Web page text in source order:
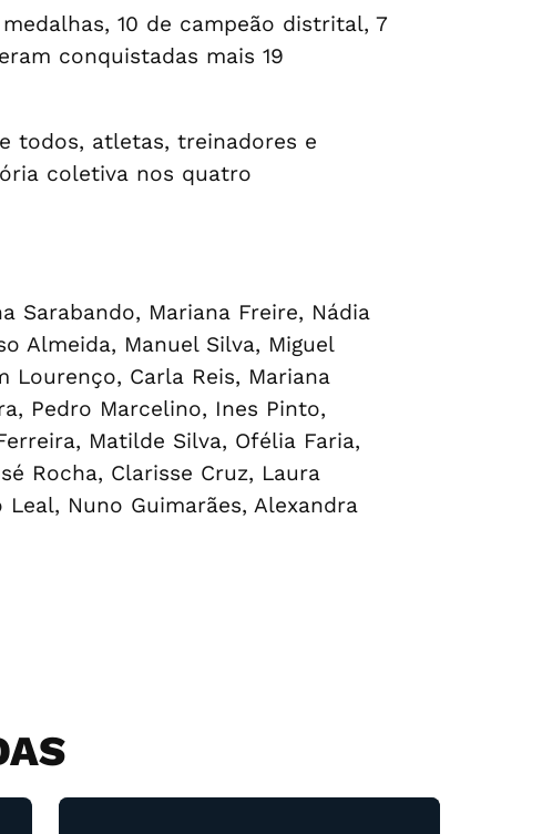
10 de campeão distrital, 7
conquistadas mais 19
todos, atletas, treinadores e
coletiva nos quatro
Sarabando, Mariana Freire, Nádia
Almeida, Manuel Silva, Miguel
Lourenço, Carla Reis, Mariana
Pedro Marcelino, Ines Pinto,
Matilde Silva, Ofélia Faria,
Rocha, Clarisse Cruz, Laura
Leal, Nuno Guimarães, Alexandra